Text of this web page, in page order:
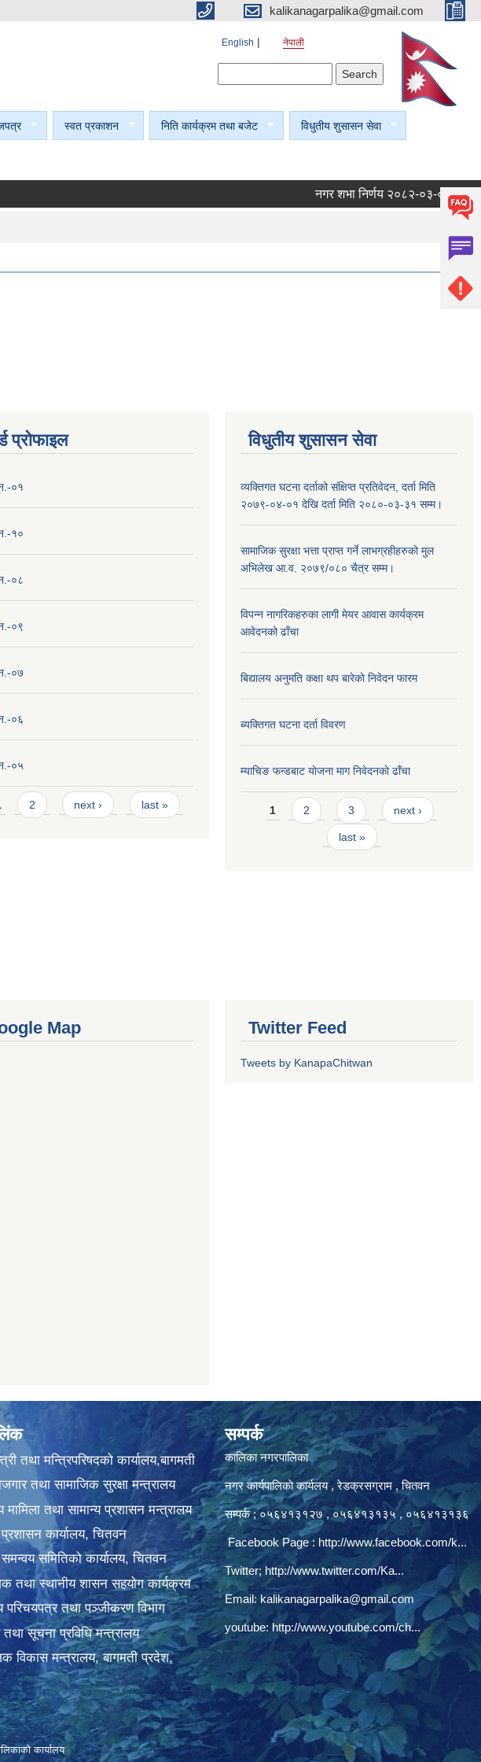
kalikanagarpalika@gmail.com
English नेपाली
स्वत प्रकाशन निति कार्यक्रम तथा बजेट विधुतीय शुसासन सेवा
नगर शभा निर्णय २०८२-०३-०४।
प्राेफाइल
०१
१०
०८
०९
०७
०६
०५
2 next › last »
विधुतीय शुसासन सेवा
व्यक्तिगत घटना दर्ताको संक्षिप्त प्रतिवेदन, दर्ता मिति
२०७९-०४-०१ देखि दर्ता मिति २०८०-०३-३१ सम्म।
सामाजिक सुरक्षा भत्ता प्राप्त गर्ने लाभग्रहीहरुको मुल
अभिलेख आ.व. २०७९/०८० चैत्र सम्म।
विपन्न नागरिकहरुका लागी मेयर आवास कार्यक्रम
आवेदनको ढाँचा
बिद्यालय अनुमति कक्षा थप बारेकाे निवेदन फारम
ब्यक्तिगत घटना दर्ता विवरण
म्याचिङ फन्डबाट याेजना माग निवेदनकाे ढाँचा
Pages
1 2 3 next ›
last »
Map Twitter Feed
Tweets by KanapaChitwan
तथा मन्त्रिपरिषदको कार्यालय,बागमती
तथा सामाजिक सुरक्षा मन्त्रालय
तथा सामान्य प्रशासन मन्त्रालय
कार्यालय, चितवन
समितिको कार्यालय, चितवन
तथा स्थानीय शासन सहयोग कार्यक्रम
परिचयपत्र तथा पञ्‍जीकरण विभाग
सूचना प्रविधि मन्त्रालय
विकास मन्त्रालय, बागमती प्रदेश,
सम्पर्क
कालिका नगरपालिका
नगर कार्यपालिकाे कार्यलय‍ , रेडक्रसग्राम , चितवन
सम्पर्क ; ०५६४१३१२७ , ०५६४१३१३५ , ०५६४१३१३६
Facebook Page : http://www.facebook.com/k...
Twitter; http://www.twitter.com/Ka...
Email:kalikanagarpalika@gmail.com
youtube: http://www.youtube.com/ch...
कार्यालय